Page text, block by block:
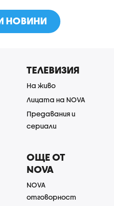
НОВИНИ
ТЕЛЕВИЗИЯ
На живо
Лицата на NOVA
Предавания и
сериали
ОЩЕ ОТ
NOVA
NOVA
отговорност